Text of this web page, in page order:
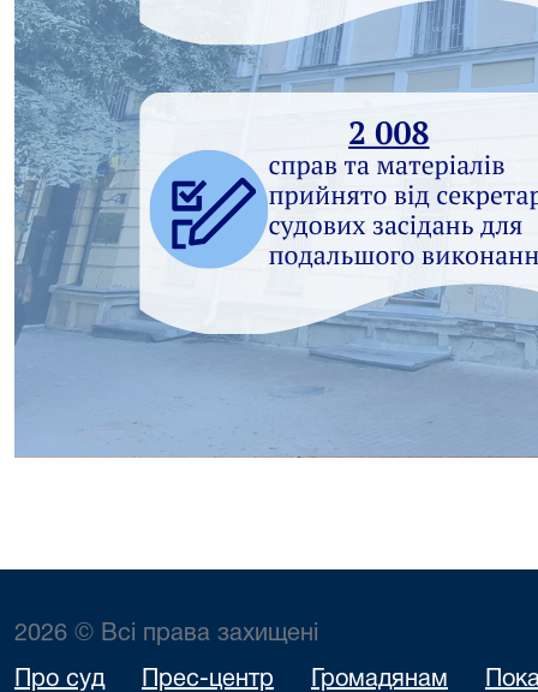
2026 © Всі права захищені
Про суд Прес-центр Громадянам